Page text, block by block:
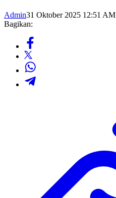
Admin31 Oktober 2025 12:51 AM
Bagikan: